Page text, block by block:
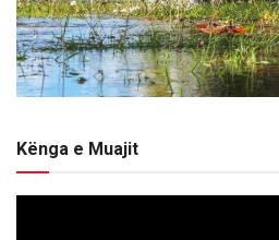
Kënga e Muajit